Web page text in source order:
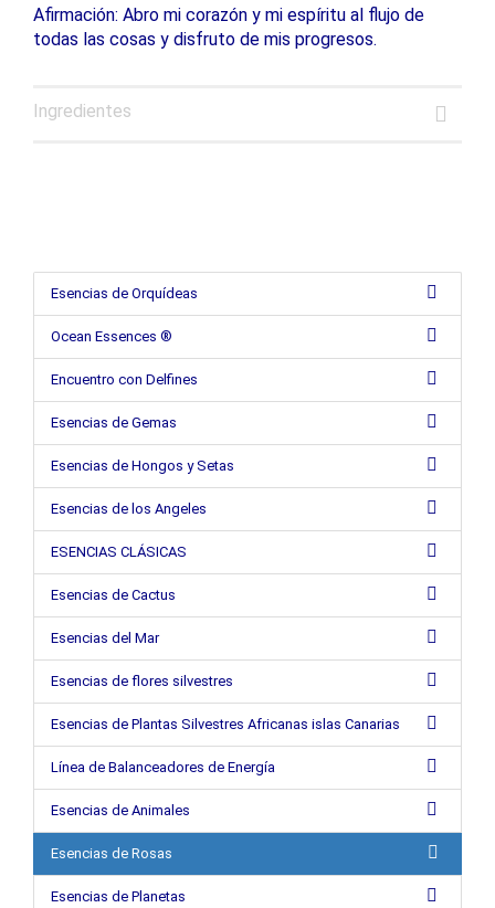
Afirmación: Abro mi corazón y mi espíritu al flujo de
todas las cosas y disfruto de mis progresos.
Ingredientes
Esencias de Orquídeas
Ocean Essences ®
Encuentro con Delfines
Esencias de Gemas
Esencias de Hongos y Setas
Esencias de los Angeles
ESENCIAS CLÁSICAS
Esencias de Cactus
Esencias del Mar
Esencias de flores silvestres
Esencias de Plantas Silvestres Africanas islas Canarias
Línea de Balanceadores de Energía
Esencias de Animales
Esencias de Rosas
Esencias de Planetas